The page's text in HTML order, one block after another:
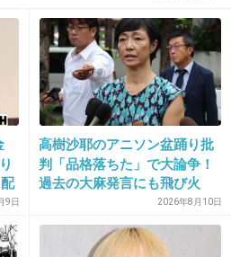
+64 -3
行利用してる時点で資金
そんな店行かないほうが
トとか楽天とかJCBの端
9日
高樹沙耶のアニソン盆踊り批
判「品格落ちた」で大論争！
過去の大麻発言にも飛び火
2026年8月10日